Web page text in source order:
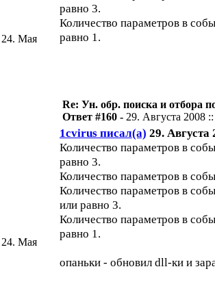
24. Мая
равно 3.
Количество параметров в
равно 1.
24. Мая
Re: Ун. обр. поиска и отбора
Ответ #160 - 29. Августа 2008
1cvirus писал(а) 29. Августа
Количество параметров в
равно 3.
Количество параметров в
Количество параметров в
или равно 3.
Количество параметров в
равно 1.
опаньки - обновил dll-ки и